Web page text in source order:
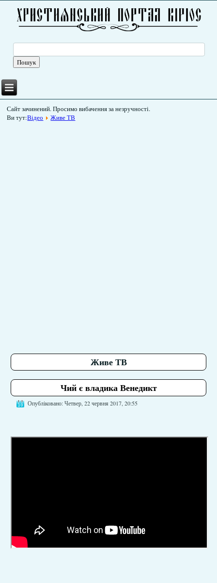
Сайт зачинений. Просимо вибачення за незручності.
Ви тут:Відео Живе ТВ
Живе ТВ
Чий є владика Венедикт
Опубліковано: Четвер, 22 червня 2017, 20:55